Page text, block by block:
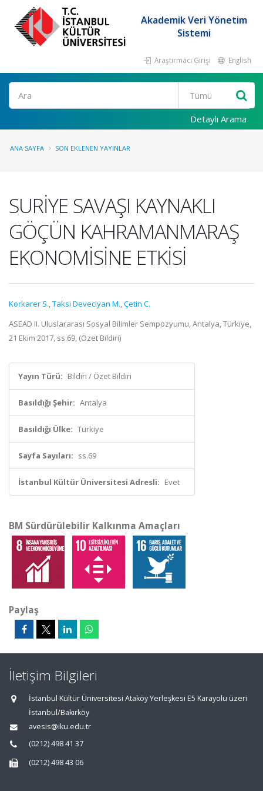
Akademik Veri Yönetim
Sistemi
Araştırmacı Girişi English
Ara
Detaylı Arama
ANA SAYFA SON EKLENEN YAYINLAR
SURİYE SAVAŞI KAYNAKLI
GÖÇÜN KAHRAMANMARAŞ
EKONOMİSİNE ETKİSİ
Korkarer S.,Taksi Deveciyan M.,Çetin C.
ASEAD II. Uluslararası Sosyal Bilimler Sempozyumu, Antalya, Türkiye,
21 Ekim 2017, ss.69, (Özet Bildiri)
Yayın Türü: Bildiri / Özet Bildiri
Basıldığı Şehir: Antalya
Basıldığı Ülke: Türkiye
Sayfa Sayıları: ss.69
İstanbul Kültür Üniversitesi Adresli: Evet
BM Sürdürülebilir Kalkınma Amaçları
Paylaş
İletişim Bilgileri
İstanbul Kültür Üniversitesi Ataköy Yerleşkesi E5 Karayolu üzeri
İstanbul/Bakırköy
avesis@iku.edu.tr
(0212) 498 41 37
(0212) 498 43 06